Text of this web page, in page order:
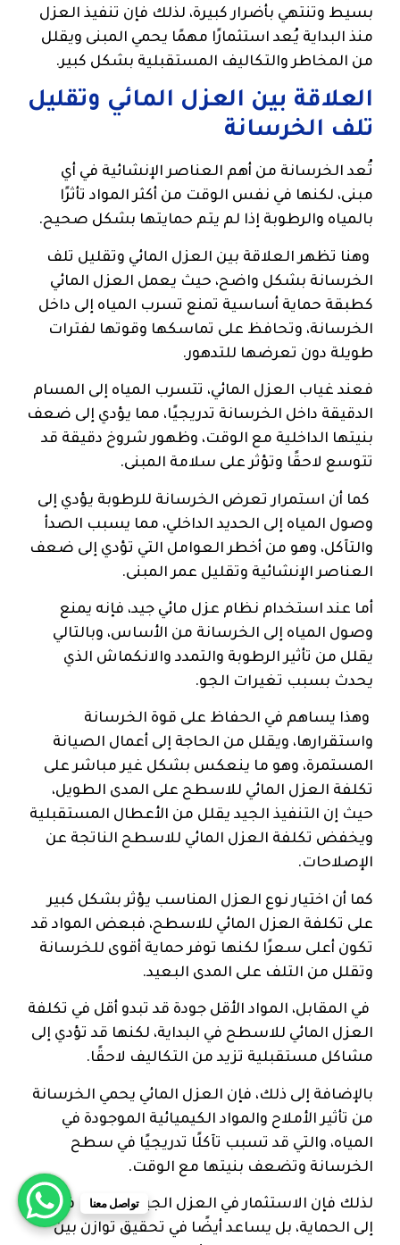
بسيط وتنتهي بأضرار كبيرة، لذلك فإن تنفيذ العزل
منذ البداية يُعد استثمارًا مهمًا يحمي المبنى ويقلل
من المخاطر والتكاليف المستقبلية بشكل كبير.
العلاقة بين العزل المائي وتقليل
تلف الخرسانة
تُعد الخرسانة من أهم العناصر الإنشائية في أي
مبنى، لكنها في نفس الوقت من أكثر المواد تأثرًا
بالمياه والرطوبة إذا لم يتم حمايتها بشكل صحيح.
وهنا تظهر العلاقة بين العزل المائي وتقليل تلف
الخرسانة بشكل واضح، حيث يعمل العزل المائي
كطبقة حماية أساسية تمنع تسرب المياه إلى داخل
الخرسانة، وتحافظ على تماسكها وقوتها لفترات
طويلة دون تعرضها للتدهور.
فعند غياب العزل المائي، تتسرب المياه إلى المسام
الدقيقة داخل الخرسانة تدريجيًا، مما يؤدي إلى ضعف
بنيتها الداخلية مع الوقت، وظهور شروخ دقيقة قد
تتوسع لاحقًا وتؤثر على سلامة المبنى.
كما أن استمرار تعرض الخرسانة للرطوبة يؤدي إلى
وصول المياه إلى الحديد الداخلي، مما يسبب الصدأ
والتآكل، وهو من أخطر العوامل التي تؤدي إلى ضعف
العناصر الإنشائية وتقليل عمر المبنى.
أما عند استخدام نظام عزل مائي جيد، فإنه يمنع
وصول المياه إلى الخرسانة من الأساس، وبالتالي
يقلل من تأثير الرطوبة والتمدد والانكماش الذي
يحدث بسبب تغيرات الجو.
وهذا يساهم في الحفاظ على قوة الخرسانة
واستقرارها، ويقلل من الحاجة إلى أعمال الصيانة
المستمرة، وهو ما ينعكس بشكل غير مباشر على
تكلفة العزل المائي للاسطح على المدى الطويل،
حيث إن التنفيذ الجيد يقلل من الأعطال المستقبلية
ويخفض تكلفة العزل المائي للاسطح الناتجة عن
الإصلاحات.
كما أن اختيار نوع العزل المناسب يؤثر بشكل كبير
على تكلفة العزل المائي للاسطح، فبعض المواد قد
تكون أعلى سعرًا لكنها توفر حماية أقوى للخرسانة
وتقلل من التلف على المدى البعيد.
في المقابل، المواد الأقل جودة قد تبدو أقل في تكلفة
العزل المائي للاسطح في البداية، لكنها قد تؤدي إلى
مشاكل مستقبلية تزيد من التكاليف لاحقًا.
بالإضافة إلى ذلك، فإن العزل المائي يحمي الخرسانة
من تأثير الأملاح والمواد الكيميائية الموجودة في
المياه، والتي قد تسبب تآكلًا تدريجيًا في سطح
الخرسانة وتضعف بنيتها مع الوقت.
لذلك فإن الاستثمار في العزل الجيد لا يهدف فقط
إلى الحماية، بل يساعد أيضًا في تحقيق توازن بين
تواصل معنا